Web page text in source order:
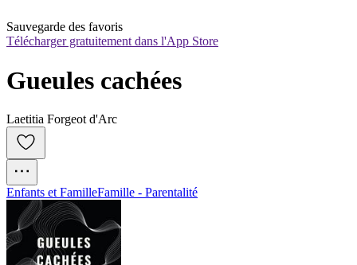
Sauvegarde des favoris
Télécharger gratuitement dans l'App Store
Gueules cachées
Laetitia Forgeot d'Arc
Enfants et FamilleFamille - Parentalité